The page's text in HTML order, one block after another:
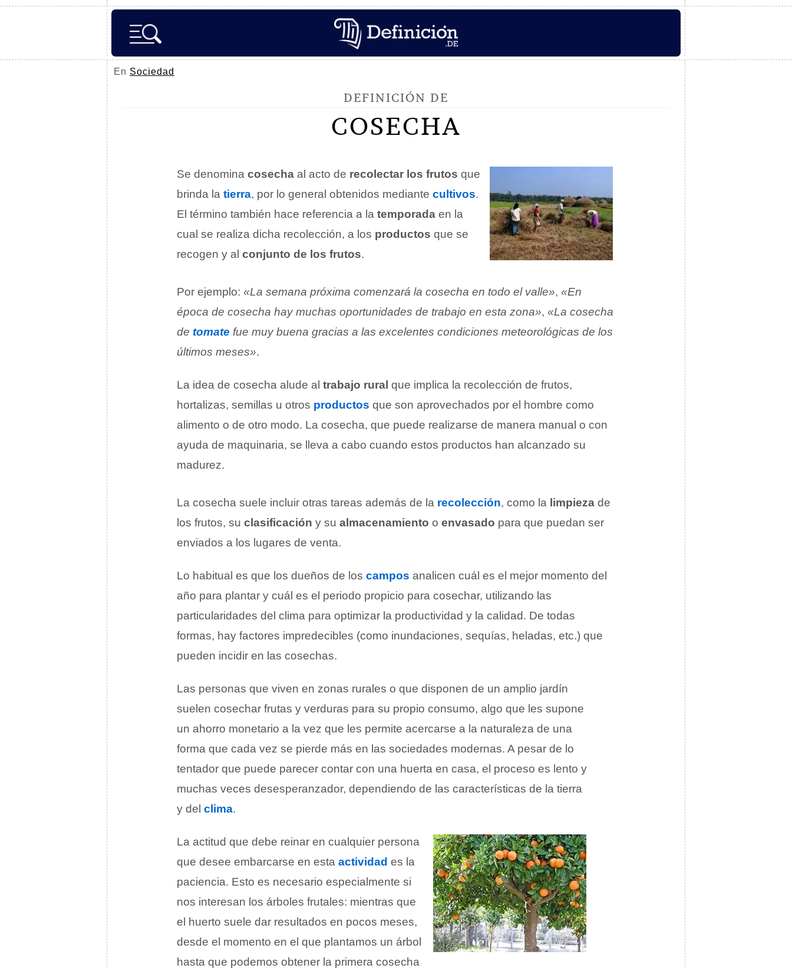
En Sociedad
DEFINICIÓN DE
COSECHA
Se denomina cosecha al acto de recolectar los frutos que
brinda la tierra, por lo general obtenidos mediante cultivos.
El término también hace referencia a la temporada en la
cual se realiza dicha recolección, a los productos que se
recogen y al conjunto de los frutos.
Por ejemplo: «La semana próxima comenzará la cosecha en todo el valle», «En
época de cosecha hay muchas oportunidades de trabajo en esta zona», «La cosecha
de tomate fue muy buena gracias a las excelentes condiciones meteorológicas de los
últimos meses».
La idea de cosecha alude al trabajo rural que implica la recolección de frutos,
hortalizas, semillas u otros productos que son aprovechados por el hombre como
alimento o de otro modo. La cosecha, que puede realizarse de manera manual o con
ayuda de maquinaria, se lleva a cabo cuando estos productos han alcanzado su
madurez.
La cosecha suele incluir otras tareas además de la recolección, como la limpieza de
los frutos, su clasificación y su almacenamiento o envasado para que puedan ser
enviados a los lugares de venta.
Lo habitual es que los dueños de los campos analicen cuál es el mejor momento del
año para plantar y cuál es el periodo propicio para cosechar, utilizando las
particularidades del clima para optimizar la productividad y la calidad. De todas
formas, hay factores impredecibles (como inundaciones, sequías, heladas, etc.) que
pueden incidir en las cosechas.
Las personas que viven en zonas rurales o que disponen de un amplio jardín
suelen cosechar frutas y verduras para su propio consumo, algo que les supone
un ahorro monetario a la vez que les permite acercarse a la naturaleza de una
forma que cada vez se pierde más en las sociedades modernas. A pesar de lo
tentador que puede parecer contar con una huerta en casa, el proceso es lento y
muchas veces desesperanzador, dependiendo de las características de la tierra
y del clima.
La actitud que debe reinar en cualquier persona
que desee embarcarse en esta actividad es la
paciencia. Esto es necesario especialmente si
nos interesan los árboles frutales: mientras que
el huerto suele dar resultados en pocos meses,
desde el momento en el que plantamos un árbol
hasta que podemos obtener la primera cosecha